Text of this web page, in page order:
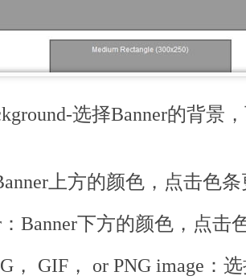
选择Banner的背景
上方的颜色，点击色
Banner下方的颜色，点击
， GIF， or PNG image：